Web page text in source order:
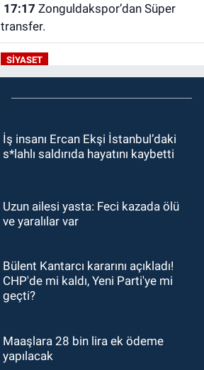
17:17
transfer.
SİYASET
16:50Ereğli ve Alaplı teşkilat
anahtarları teslim edildi.
16:07
14:34Çaycumaspor şartları yerine
KARABÜK
12:53Karabük'te Enerjisa çalışanı
Olcay Özaltın elektrik akımına
İş insanı Ercan Ekşi İstanbul’daki
s*lahlı saldırıda hayatını kaybetti
Uzun ailesi yasta: Feci kazada ölü
ve yaralılar var
Bülent Kantarcı kararını açıkladı!
CHP'de mi kaldı, Yeni Parti'ye mi
geçti?
Maaşlara 28 bin lira ek ödeme
yapılacak